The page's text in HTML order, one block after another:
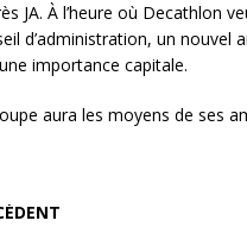
JA. À l’heure où Decathlon
d’administration, un nouvel
importance capitale.
aura les moyens de ses